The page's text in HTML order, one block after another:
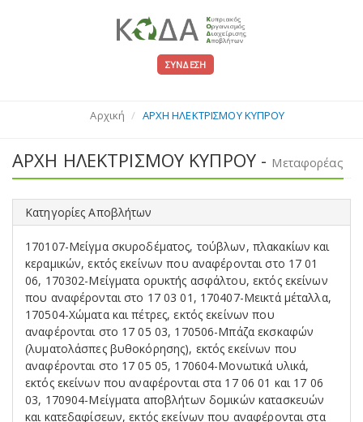
ΣΎΝΔΕΣΗ
Αρχική ΑΡΧΗ ΗΛΕΚΤΡΙΣΜΟΥ ΚΥΠΡΟΥ
ΑΡΧΗ ΗΛΕΚΤΡΙΣΜΟΥ ΚΥΠΡΟΥ - Μεταφορέας
Κατηγορίες Αποβλήτων
170107-Μείγμα σκυροδέματος, τούβλων, πλακακίων και
κεραμικών, εκτός εκείνων που αναφέρονται στο 17 01
06, 170302-Μείγματα ορυκτής ασφάλτου, εκτός εκείνων
που αναφέρονται στο 17 03 01, 170407-Μεικτά μέταλλα,
170504-Χώματα και πέτρες, εκτός εκείνων που
αναφέρονται στο 17 05 03, 170506-Μπάζα εκσκαφών
(λυματολάσπες βυθοκόρησης), εκτός εκείνων που
αναφέρονται στο 17 05 05, 170604-Μονωτικά υλικά,
εκτός εκείνων που αναφέρονται στα 17 06 01 και 17 06
03, 170904-Μείγματα αποβλήτων δομικών κατασκευών
και κατεδαφίσεων, εκτός εκείνων που αναφέρονται στα